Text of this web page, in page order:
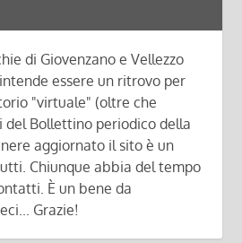
di Giovenzano e Vellezzo
essere un ritrovo per
"virtuale" (oltre che
Bollettino periodico della
aggiornato il sito è un
Chiunque abbia del tempo
È un bene da
Grazie!